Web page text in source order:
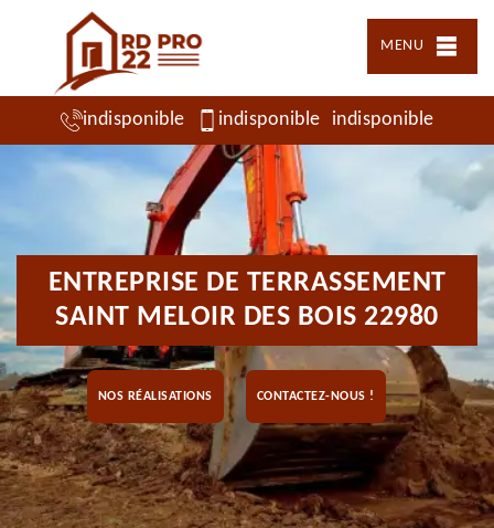
MENU
indisponible indisponible indisponible
ENTREPRISE DE TERRASSEMENT
SAINT MELOIR DES BOIS 22980
NOS RÉALISATIONS CONTACTEZ-NOUS !